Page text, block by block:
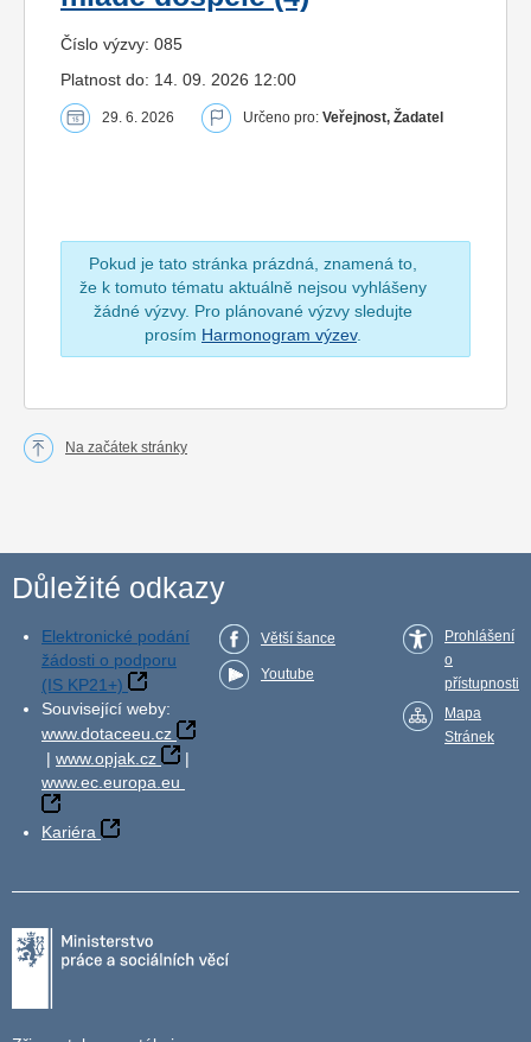
Číslo výzvy: 085
Platnost do: 14. 09. 2026 12:00
29. 6. 2026 Určeno pro: Veřejnost, Žadatel
Pokud je tato stránka prázdná, znamená to,
že k tomuto tématu aktuálně nejsou vyhlášeny
žádné výzvy. Pro plánované výzvy sledujte
prosím Harmonogram výzev.
Na začátek stránky
Důležité odkazy
Elektronické podání
žádosti o podporu
(IS KP21+)
Související weby:
www.dotaceeu.cz
| www.opjak.cz
|
www.ec.europa.eu
Kariéra
Větší šance
Youtube
Prohlášení
o
přístupnosti
Mapa
Stránek